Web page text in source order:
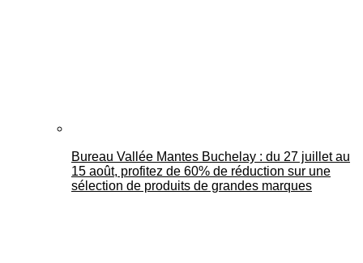
Bureau Vallée Mantes Buchelay : du 27 juillet au
15 août, profitez de 60% de réduction sur une
sélection de produits de grandes marques